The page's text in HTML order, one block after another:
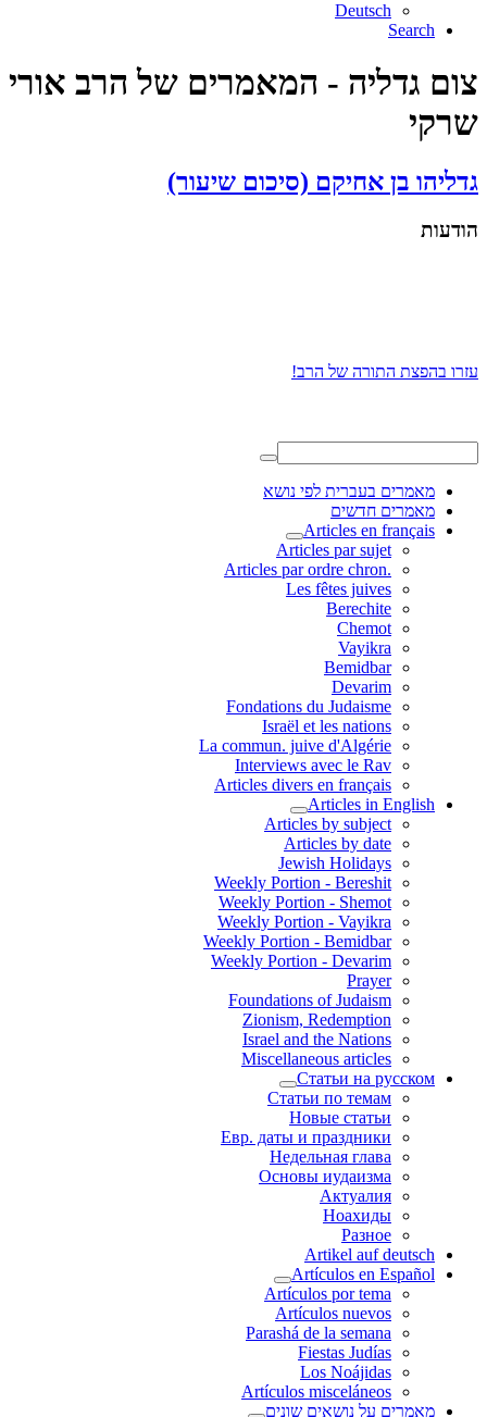
Deutsch
Search
צום גדליה - המאמרים של הרב אורי
שרקי
גדליהו בן אחיקם (סיכום שיעור)
הודעות
עזרו בהפצת התורה של הרב!
מאמרים בעברית לפי נושא
מאמרים חדשים
Articles en français
Articles par sujet
.Articles par ordre chron
Les fêtes juives
Berechite
Chemot
Vayikra
Bemidbar
Devarim
Fondations du Judaisme
Israël et les nations
La commun. juive d'Algérie
Interviews avec le Rav
Articles divers en français
Articles in English
Articles by subject
Articles by date
Jewish Holidays
Weekly Portion - Bereshit
Weekly Portion - Shemot
Weekly Portion - Vayikra
Weekly Portion - Bemidbar
Weekly Portion - Devarim
Prayer
Foundations of Judaism
Zionism, Redemption
Israel and the Nations
Miscellaneous articles
Статьи на русском
Статьи по темам
Новые статьи
Евр. даты и праздники
Недельная глава
Основы иудаизма
Актуалия
Ноахиды
Разное
Artikel auf deutsch
Artículos en Español
Artículos por tema
Artículos nuevos
Parashá de la semana
Fiestas Judías
Los Noájidas
Artículos misceláneos
מאמרים על נושאים שונים